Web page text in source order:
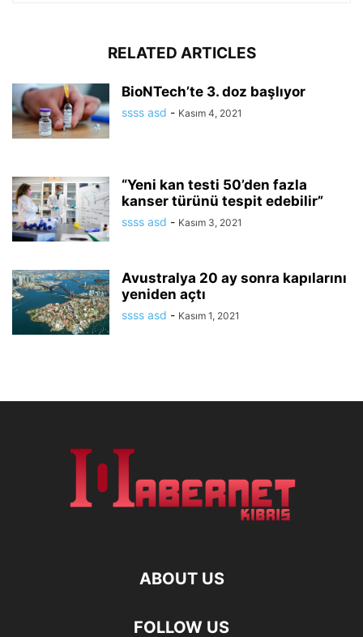
RELATED ARTICLES
BioNTech’te 3. doz başlıyor
ssss asd - Kasım 4, 2021
“Yeni kan testi 50’den fazla
kanser türünü tespit edebilir”
ssss asd - Kasım 3, 2021
Avustralya 20 ay sonra kapılarını
yeniden açtı
ssss asd - Kasım 1, 2021
ABOUT US
FOLLOW US